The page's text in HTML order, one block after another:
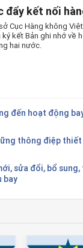
đẩy kết nối
Cục Hàng không
kết Bản ghi nhớ về
hai nước.
đến hoạt động
thông điệp
sửa đổi, bổ sung,
bay